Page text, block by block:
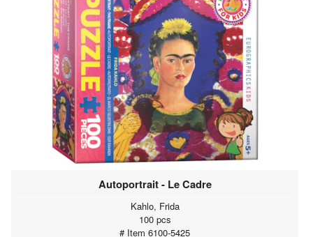
Autoportrait - Le Cadre
Kahlo, Frida
100 pcs
# Item 6100-5425